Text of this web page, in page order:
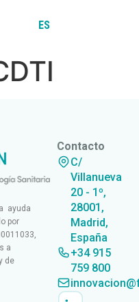
ES
EN
ayuda
por
a
de
Contacto
C/
Villanueva
20 - 1º,
28001,
Madrid,
España
+34 915
759 800